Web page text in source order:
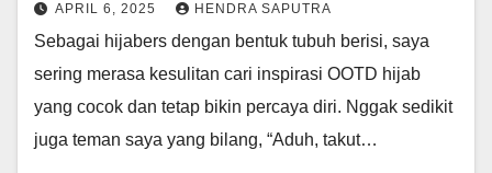
APRIL 6, 2025 HENDRA SAPUTRA
Sebagai hijabers dengan bentuk tubuh berisi, saya
sering merasa kesulitan cari inspirasi OOTD hijab
yang cocok dan tetap bikin percaya diri. Nggak sedikit
juga teman saya yang bilang, “Aduh, takut…